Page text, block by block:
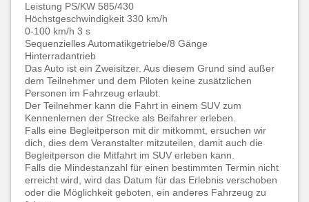
Leistung PS/KW 585/430
Höchstgeschwindigkeit 330 km/h
0-100 km/h 3 s
Sequenzielles Automatikgetriebe/8 Gänge
Hinterradantrieb
Das Auto ist ein Zweisitzer. Aus diesem Grund sind außer
dem Teilnehmer und dem Piloten keine zusätzlichen
Personen im Fahrzeug erlaubt.
Der Teilnehmer kann die Fahrt in einem SUV zum
Kennenlernen der Strecke als Beifahrer erleben.
Falls eine Begleitperson mit dir mitkommt, ersuchen wir
dich, dies dem Veranstalter mitzuteilen, damit auch die
Begleitperson die Mitfahrt im SUV erleben kann.
Falls die Mindestanzahl für einen bestimmten Termin nicht
erreicht wird, wird das Datum für das Erlebnis verschoben
oder die Möglichkeit geboten, ein anderes Fahrzeug zu